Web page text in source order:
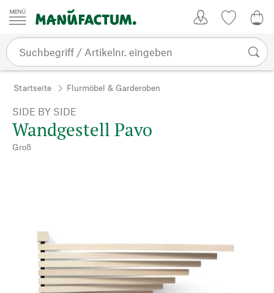
Zum Inhalt springen
Startseite Flurmöbel & Garderoben
SIDE BY SIDE
Wandgestell Pavo
Groß